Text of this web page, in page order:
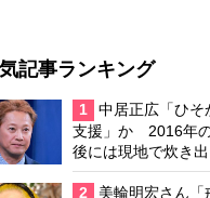
記事ランキング
1
中居正広「ひそ
支援」か 2016年
後には現地で炊き
も知られなくて良
ろ強まる福祉活動
2
美輪明宏さん「